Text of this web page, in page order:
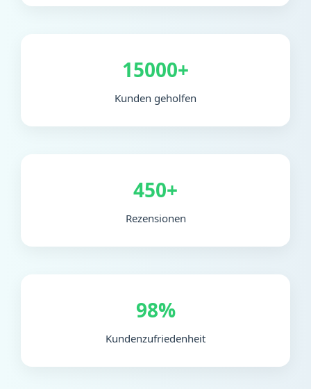
15000+
Kunden geholfen
450+
Rezensionen
98%
Kundenzufriedenheit